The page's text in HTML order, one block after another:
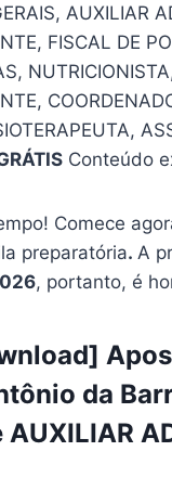
AUXILIAR
FISCAL DE
Conteúdo
Comece
preparatória. A
, portanto, é
da
AUXILIAR